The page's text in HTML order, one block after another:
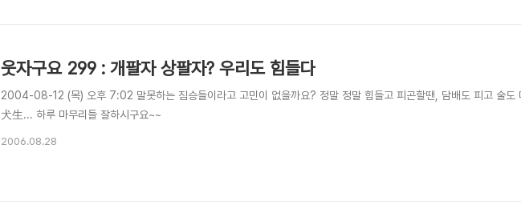
웃자구요 299 : 개팔자 상팔자? 우리도 힘들다
2004-08-12 (목) 오후 7:02 말못하는 짐승들이라고 고민이 없을까요? 정말 정말 힘들고 피곤할땐, 담배도 피고 술도
犬生... 하루 마무리들 잘하시구요~~
2006.08.28